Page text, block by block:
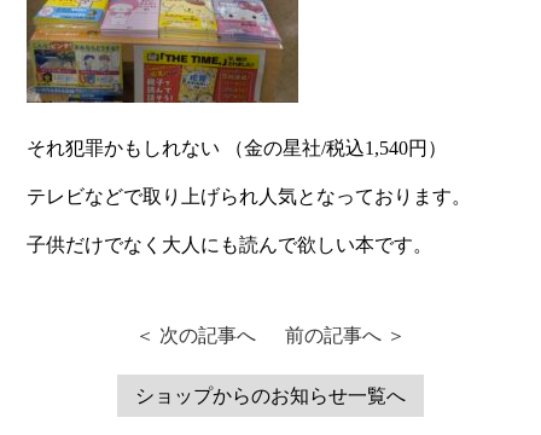
それ犯罪かもしれない （金の星社/税込1,540円）
テレビなどで取り上げられ人気となっております。
子供だけでなく大人にも読んで欲しい本です。
＜ 次の記事へ 前の記事へ ＞
ショップからのお知らせ一覧へ